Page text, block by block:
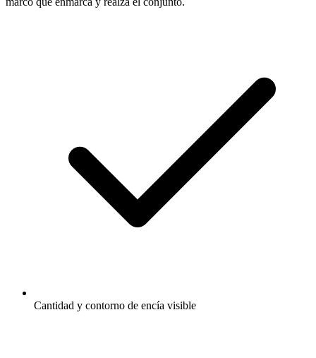
Cantidad y contorno de encía visible